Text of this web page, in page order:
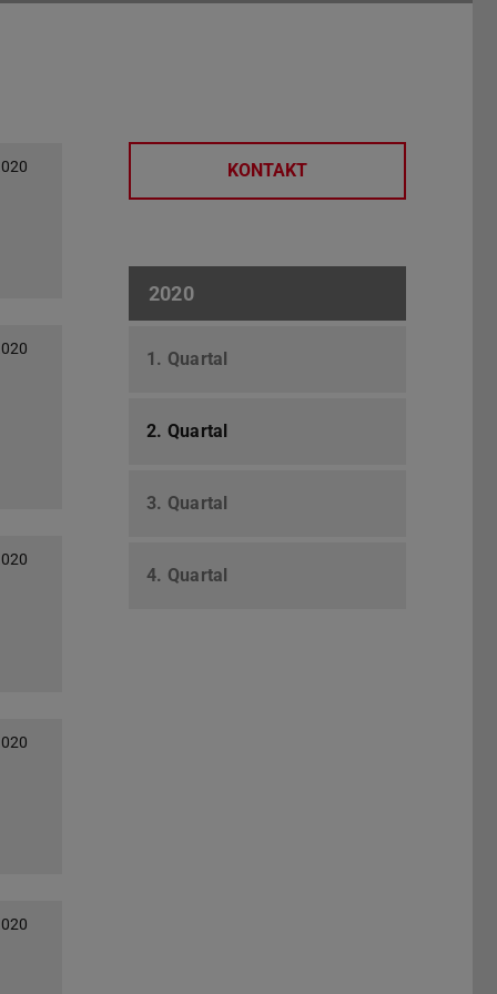
KONTAKT
2020
1. Quartal
2. Quartal
3. Quartal
4. Quartal